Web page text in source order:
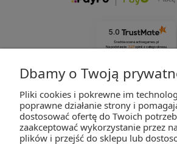
5.0
Średnia ocena activegames.pl
Na podstawie 327opinii z całego okresu
ZAKUPY
POMOC
Dbamy o Twoją
Pliki cookies i pokrewne im
poprawne działanie strony i
dostosować ofertę do Twoich
zaakceptować wykorzystanie przez
plików i przejść do sklepu lub